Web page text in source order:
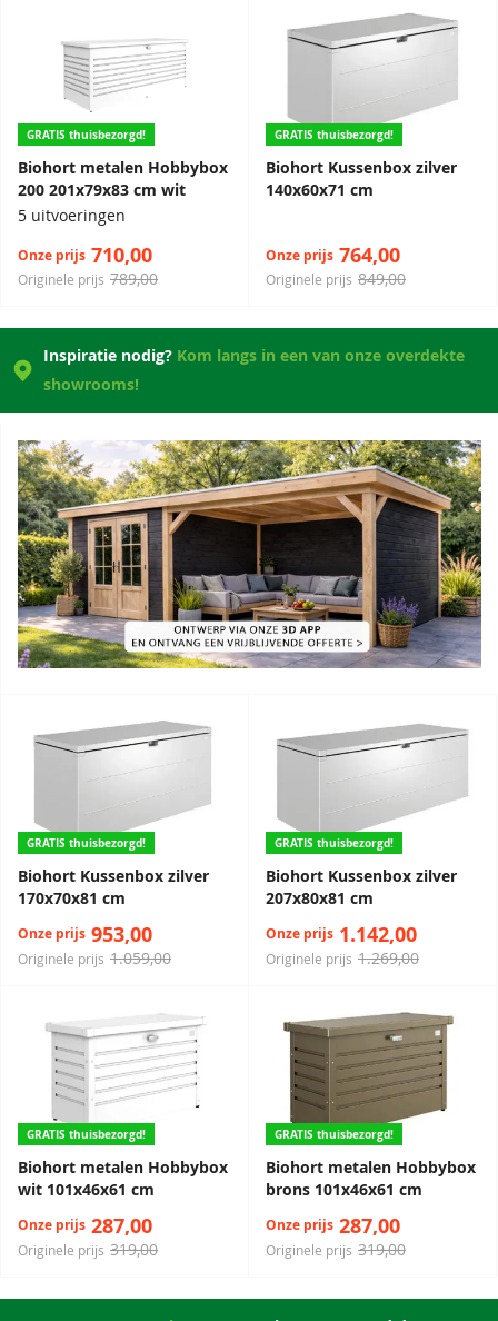
GRATIS thuisbezorgd!
Biohort metalen Hobbybox
200 201x79x83 cm wit
5 uitvoeringen
Originele prijs 789,00
Onze prijs 710,00
GRATIS thuisbezorgd!
Biohort Kussenbox zilver
140x60x71 cm
Originele prijs 849,00
Onze prijs 764,00
Inspiratie nodig? Kom langs in een van onze overdekte
showrooms!
GRATIS thuisbezorgd!
Biohort Kussenbox zilver
170x70x81 cm
Originele prijs 1.059,00
Onze prijs 953,00
GRATIS thuisbezorgd!
Biohort Kussenbox zilver
207x80x81 cm
Originele prijs 1.269,00
Onze prijs 1.142,00
GRATIS thuisbezorgd!
Biohort metalen Hobbybox
wit 101x46x61 cm
Originele prijs 319,00
Onze prijs 287,00
GRATIS thuisbezorgd!
Biohort metalen Hobbybox
brons 101x46x61 cm
Originele prijs 319,00
Onze prijs 287,00